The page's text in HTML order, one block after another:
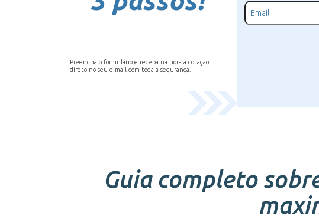
Preencha o formulário e receba na hora a cotação
direto no seu e-mail com toda a segurança.
Guia completo